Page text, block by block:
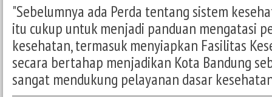
"Sebelumnya ada Perda tentang sistem
itu cukup untuk menjadi panduan mengatasi
kesehatan, termasuk menyiapkan Fasilitas
secara bertahap menjadikan Kota Bandung
sangat mendukung pelayanan dasar